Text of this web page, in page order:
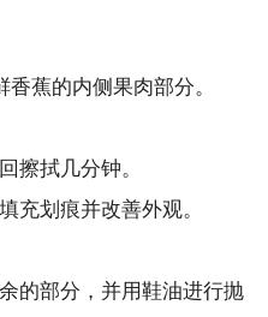
香蕉的内侧果肉部分。
擦拭几分钟。
充划痕并改善外观。
的部分，并用鞋油进行抛